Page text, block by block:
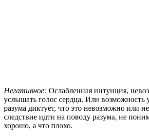
Негативное: Ослабленная интуиция,
услышать голос сердца. Или возможность
разума диктует, что это невозможно или
следствие идти на поводу разума, не
хорошо, а что плохо.